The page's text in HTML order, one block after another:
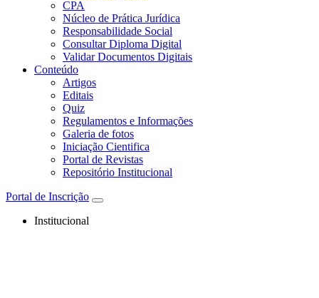
CPA
Núcleo de Prática Jurídica
Responsabilidade Social
Consultar Diploma Digital
Validar Documentos Digitais
Conteúdo
Artigos
Editais
Quiz
Regulamentos e Informações
Galeria de fotos
Iniciação Cientifica
Portal de Revistas
Repositório Institucional
Portal de Inscrição
Institucional